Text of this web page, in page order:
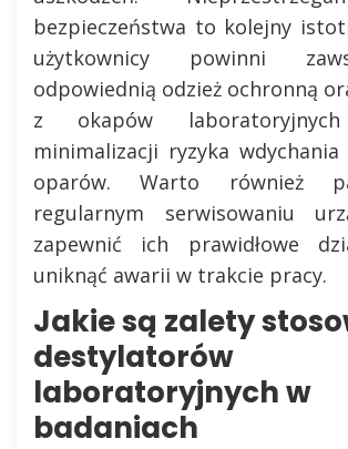
bezpieczeństwa to kolejny
użytkownicy powinni
odpowiednią odzież ochronną
z okapów
minimalizacji ryzyka wdychania
oparów. Warto również
regularnym serwisowaniu
zapewnić ich prawidłowe
uniknąć awarii w trakcie pracy.
Jakie są zalety
destylatorów
laboratoryjnych w
badaniach